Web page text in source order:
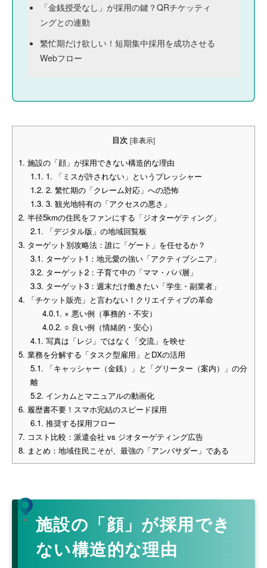
「金銭授受なし」が採用の鍵？QRチケッティ
ングとの連動
繁忙期だけ欲しい！短期集中採用を成功させる
Webフロー
目次 [非表示]
1. 施設の「顔」が採用できない構造的な理由
1.1. 1. 「ミスが許されない」というプレッシャー
1.2. 2. 繁忙期の「クレーム対応」への恐怖
1.3. 3. 観光地特有の「アクセスの悪さ」
2. 半径5kmの住民をファンにする「ジオターゲティング」
2.1. 「デジタル版」の地域回覧板
3. ターゲット別攻略法：誰に「ゲート」を任せるか？
3.1. ターゲット1：地元愛の強い「アクティブシニア」
3.2. ターゲット2：子育て中の「ママ・パパ層」
3.3. ターゲット3：週末だけ働きたい「学生・副業者」
4. 「チケット販売」と言わない！クリエイティブの革命
4.0.1. × 悪い例（事務的・不安）
4.0.2. ○ 良い例（情緒的・安心）
4.1. 写真は「レジ」ではなく「交流」を映せ
5. 業務を分解する「タスク型雇用」とDXの活用
5.1. 「キャッシャー（金銭）」と「グリーター（案内）」の分
離
5.2. インカムとマニュアルの動画化
6. 履歴書不要！スマホ完結のスピード採用
6.1. 推奨する採用フロー
7. コスト比較：派遣会社 vs ジオターゲティング広告
8. まとめ：地域住民こそが、最強の「アンバサダー」である
施設の「顔」が採用でき
ない構造的な理由